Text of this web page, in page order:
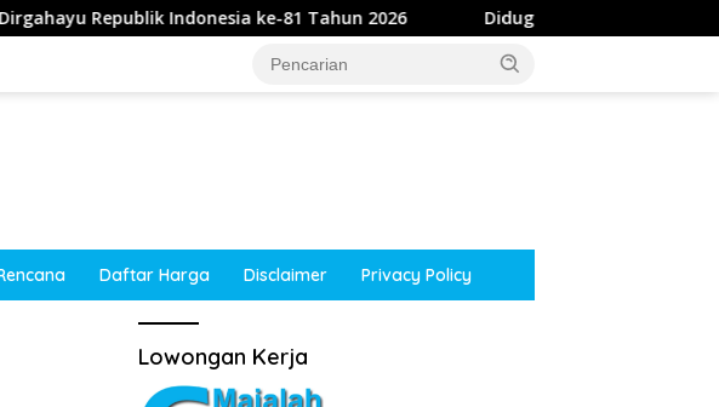
ke-81 Tahun 2026 Diduga Intimidasi Wartawan di Obi, Oknum Polisi
Daftar Harga Disclaimer Privacy Policy
Lowongan Kerja